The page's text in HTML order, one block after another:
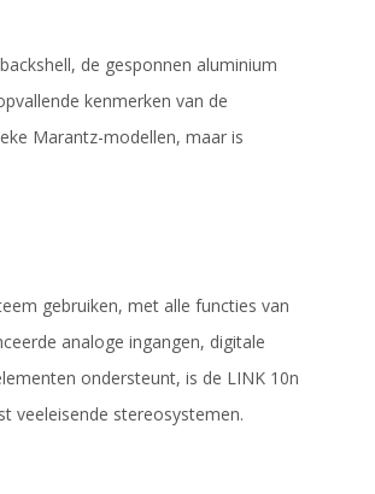
de gesponnen aluminium
kenmerken van de
Marantz-modellen, maar is
gebruiken, met alle functies van
analoge ingangen, digitale
ondersteunt, is de LINK 10n
veeleisende stereosystemen.